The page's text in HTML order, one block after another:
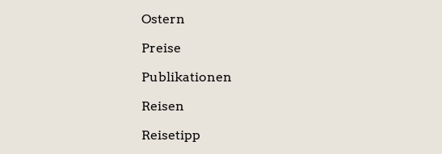
Ostern
Preise
Publikationen
Reisen
Reisetipp